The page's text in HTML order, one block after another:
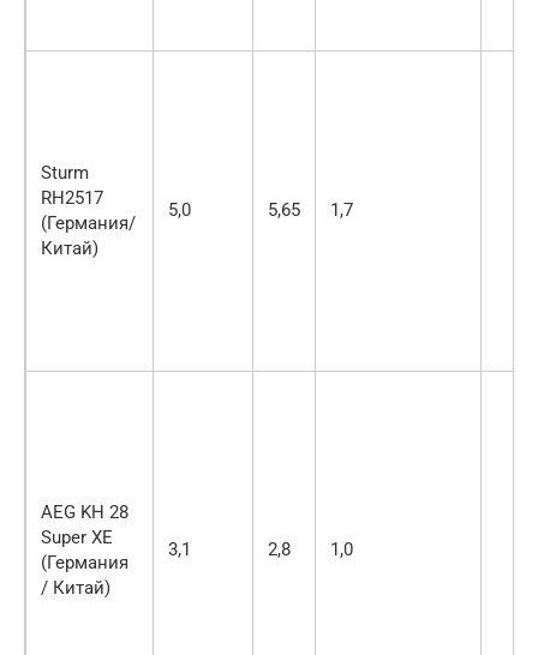
Sturm
RH2517
(Германия/
Китай)
5,0 5,65 1,7
AEG KH 28
Super XE
(Германия
/ Китай)
3,1 2,8 1,0